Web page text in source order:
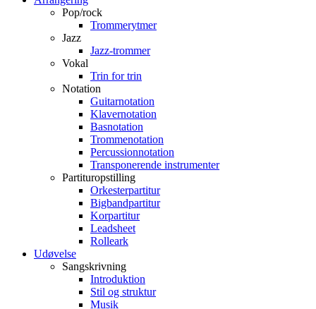
Pop/rock
Trommerytmer
Jazz
Jazz-trommer
Vokal
Trin for trin
Notation
Guitarnotation
Klavernotation
Basnotation
Trommenotation
Percussionnotation
Transponerende instrumenter
Partituropstilling
Orkesterpartitur
Bigbandpartitur
Korpartitur
Leadsheet
Rolleark
Udøvelse
Sangskrivning
Introduktion
Stil og struktur
Musik